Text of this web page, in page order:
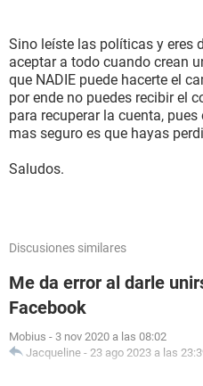
Sino leíste las políticas y eres
aceptar a todo cuando crean
que NADIE puede hacerte el
por ende no puedes recibir el
para recuperar la cuenta,
mas seguro es que hayas
Saludos.
Discusiones similares
Me da error al darle
Facebook
Mobius - 3 nov 2020 a las 08:02
Jacqueline - 23 ago 2023 a las